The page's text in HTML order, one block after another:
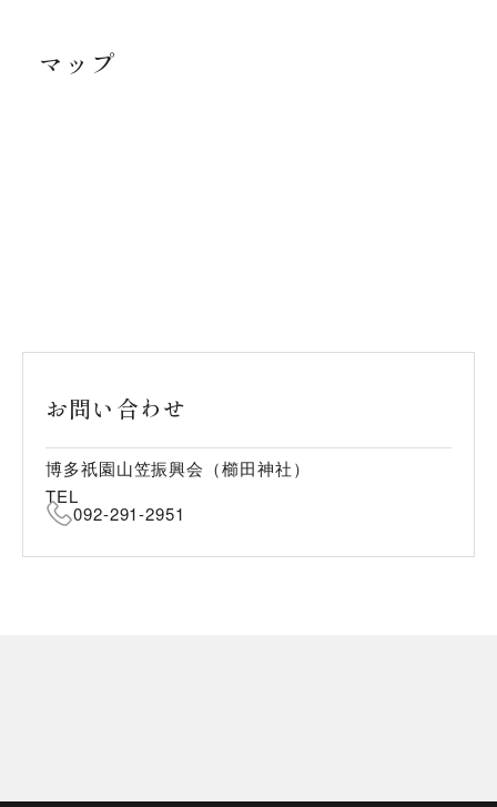
マップ
お問い合わせ
博多祇園山笠振興会（櫛田神社）
TEL
092-291-2951